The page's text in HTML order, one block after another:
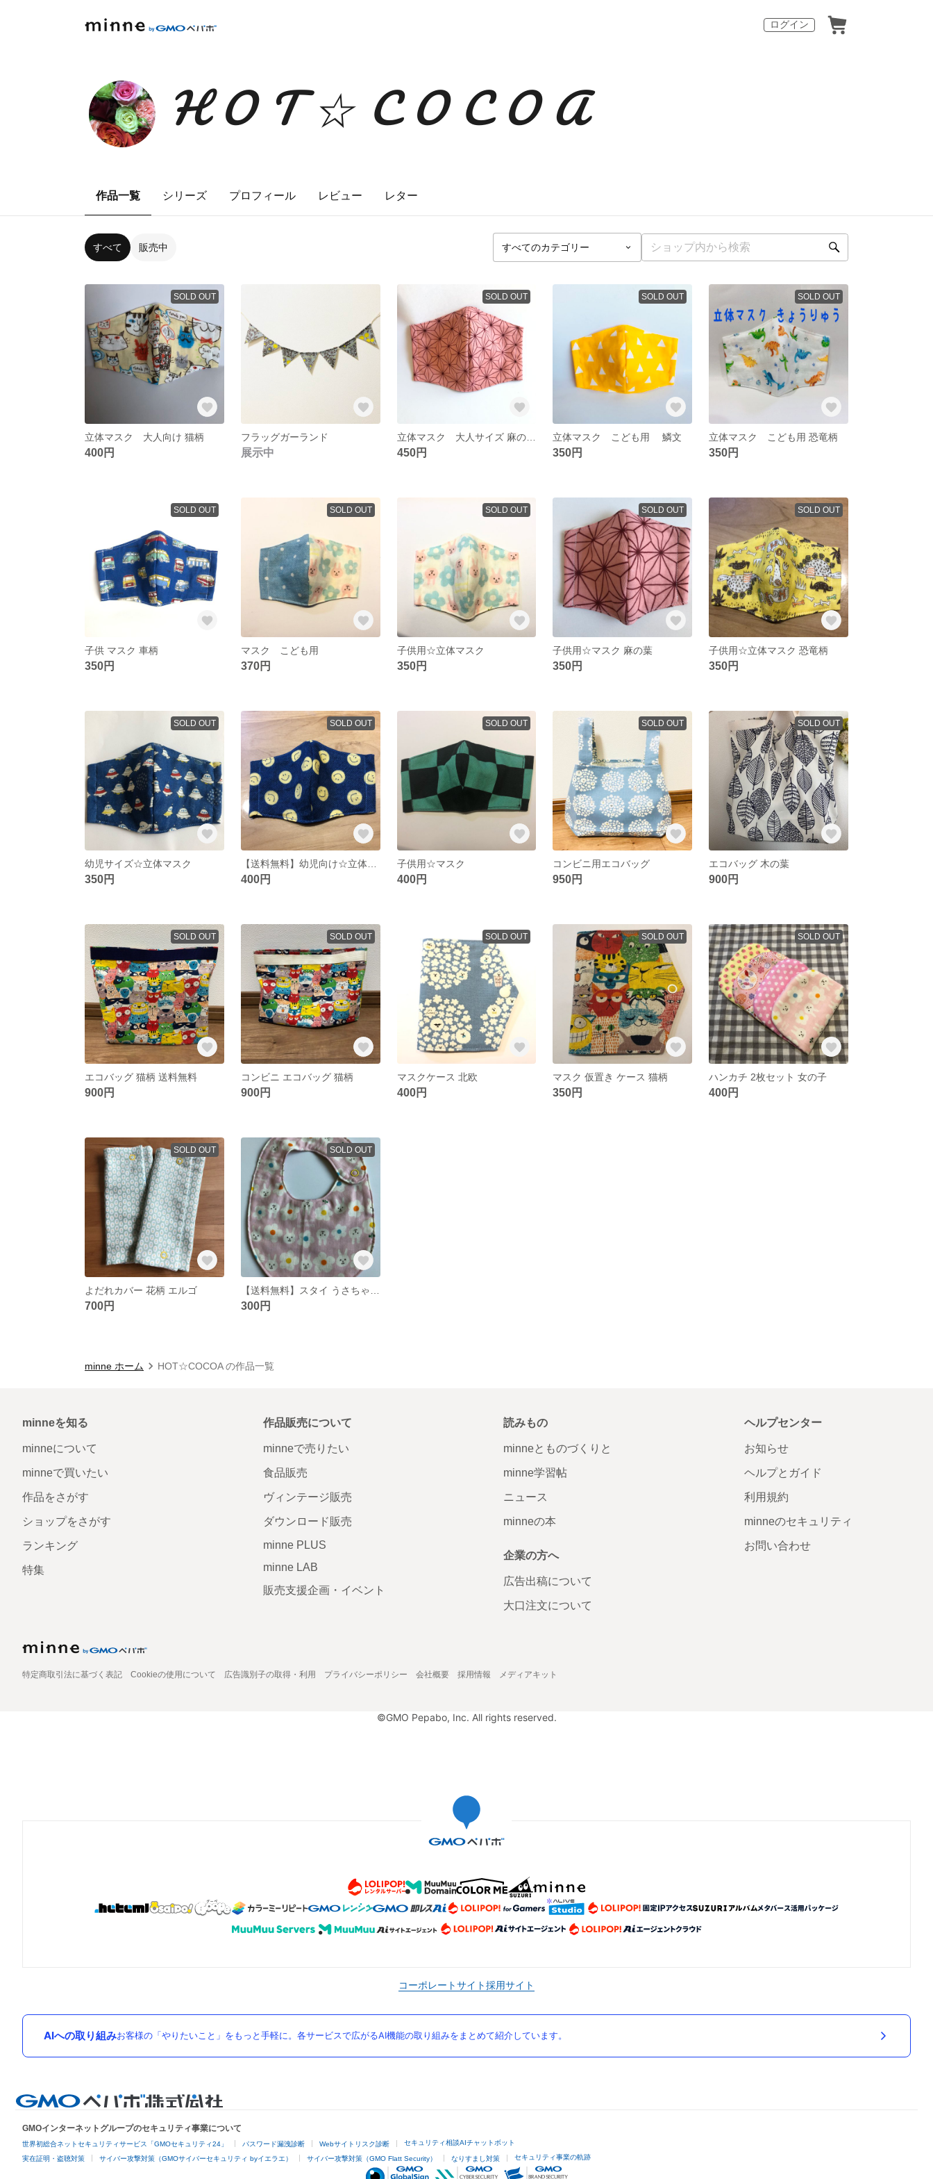
ログイン
HOT☆COCOA
作品一覧 シリーズ プロフィール レビュー レター
すべて 販売中
SOLD OUT
立体マスク 大人向け 猫柄
400円
フラッグガーランド
展示中
SOLD OUT
立体マスク 大人サイズ 麻の葉模様
450円
SOLD OUT
立体マスク こども用 鱗文
350円
SOLD OUT
立体マスク こども用 恐竜柄
350円
SOLD OUT
子供 マスク 車柄
350円
SOLD OUT
マスク こども用
370円
SOLD OUT
子供用☆立体マスク
350円
SOLD OUT
子供用☆マスク 麻の葉
350円
SOLD OUT
子供用☆立体マスク 恐竜柄
350円
SOLD OUT
幼児サイズ☆立体マスク
350円
SOLD OUT
【送料無料】幼児向け☆立体マスク
400円
SOLD OUT
子供用☆マスク
400円
SOLD OUT
コンビニ用エコバッグ
950円
SOLD OUT
エコバッグ 木の葉
900円
SOLD OUT
エコバッグ 猫柄 送料無料
900円
SOLD OUT
コンビニ エコバッグ 猫柄
900円
SOLD OUT
マスクケース 北欧
400円
SOLD OUT
マスク 仮置き ケース 猫柄
350円
SOLD OUT
ハンカチ 2枚セット 女の子
400円
SOLD OUT
よだれカバー 花柄 エルゴ
700円
SOLD OUT
300円
minne ホーム HOT☆COCOA の作品一覧
minneを知る
minneについて
minneで買いたい
作品をさがす
ショップをさがす
ランキング
特集
作品販売について
minneで売りたい
食品販売
ヴィンテージ販売
ダウンロード販売
minne PLUS
minne LAB
販売支援企画・イベント
読みもの
minneとものづくりと
minne学習帖
ニュース
minneの本
企業の方へ
広告出稿について
大口注文について
ヘルプセンター
お知らせ
ヘルプとガイド
利用規約
minneのセキュリティ
お問い合わせ
特定商取引法に基づく表記 Cookieの使用について 広告識別子の取得・利用 プライバシーポリシー 会社概要 採用情報 メディアキット
©GMO Pepabo, Inc. All rights reserved.
コーポレートサイト採用サイト
AIへの取り組みお客様の「やりたいこと」をもっと手軽に。各サービスで広がるAI機能の取り組みをまとめて紹介しています。
GMOインターネットグループのセキュリティ事業について
世界初総合ネットセキュリティサービス「GMOセキュリティ24」 パスワード漏洩診断 Webサイトリスク診断 セキュリティ相談AIチャットボット
実在証明・盗聴対策 サイバー攻撃対策（GMOサイバーセキュリティ byイエラエ） サイバー攻撃対策（GMO Flatt Security） なりすまし対策 セキュリティ事業の軌跡